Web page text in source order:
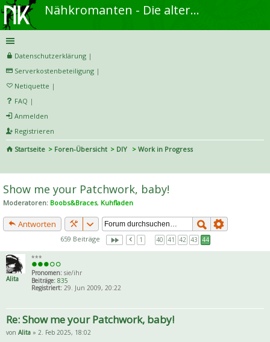
Nähkromanten - Die alternative Näh- und DIY-Community
Datenschutzerklärung |
Serverkostenbeteiligung |
Netiquette |
FAQ |
Anmelden
Registrieren
Startseite
Foren-Übersicht DIY
Work in Progress
he
Show me your Patchwork, baby!
Moderatoren: Boobs&Braces, Kuhfladen
Antworten
659 Beiträge 1 40 41 42 43 44
Alita
***
Pronomen:sie/ihr
Beiträge: 835
Registriert:29. Jun 2009, 20:22
Re: Show me your Patchwork, baby!
von Alita » 2. Feb 2025, 18:02